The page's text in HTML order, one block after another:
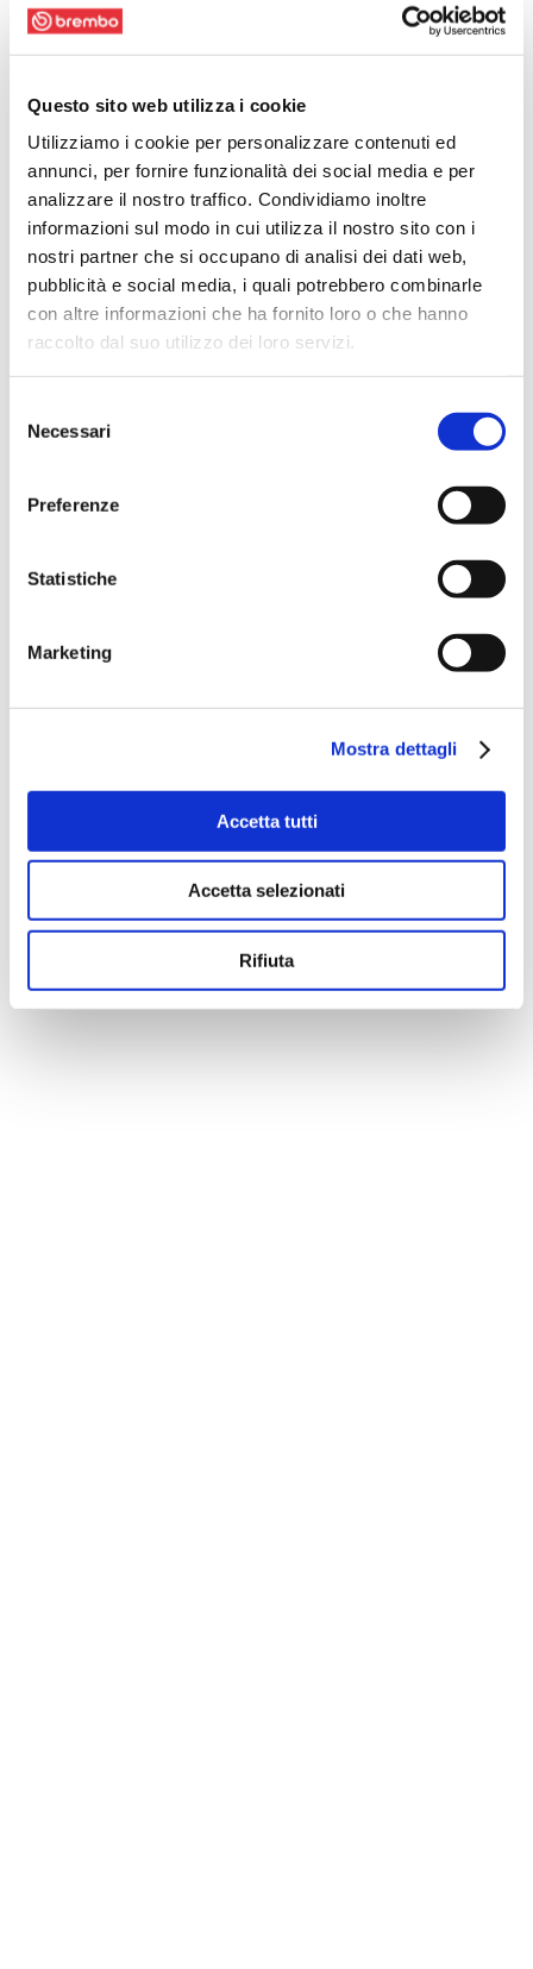
Questo sito web utilizza i cookie
Utilizziamo i cookie per personalizzare contenuti ed
annunci, per fornire funzionalità dei social media e per
analizzare il nostro traffico. Condividiamo inoltre
informazioni sul modo in cui utilizza il nostro sito con i
nostri partner che si occupano di analisi dei dati web,
pubblicità e social media, i quali potrebbero combinarle
con altre informazioni che ha fornito loro o che hanno
raccolto dal suo utilizzo dei loro servizi.
delNecessari
Preferenze
Statistiche
Marketing
Mostra dettagli
Accetta tutti
Accetta selezionati
Rifiuta